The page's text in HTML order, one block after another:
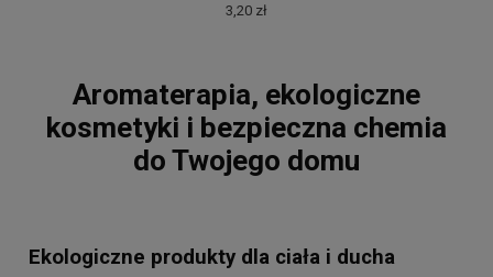
3,20 zł
Aromaterapia, ekologiczne
kosmetyki i bezpieczna chemia
do Twojego domu
Ekologiczne produkty dla ciała i ducha